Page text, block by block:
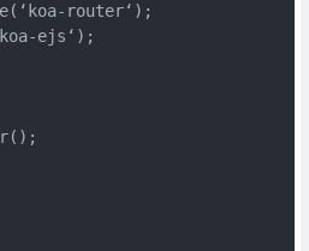
router‘);
ejs‘);